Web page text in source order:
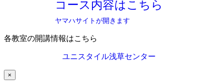
コース内容はこちら
ヤマハサイトが開きます
各教室の開講情報はこちら
ユニスタイル浅草センター
×